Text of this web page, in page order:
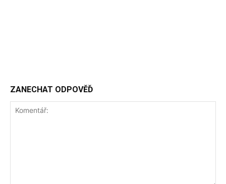
ZANECHAT ODPOVĚĎ